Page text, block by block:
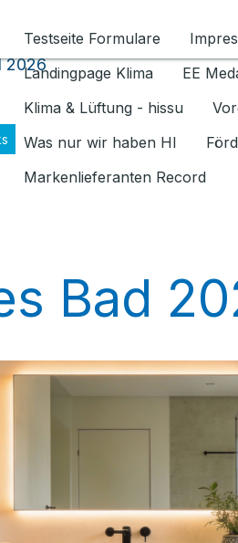
Testseite Formulare
Landingpage Klima
EE
Klima & Lüftung - hissu
Was nur wir haben HI
Markenlieferanten Record
2026
Bad